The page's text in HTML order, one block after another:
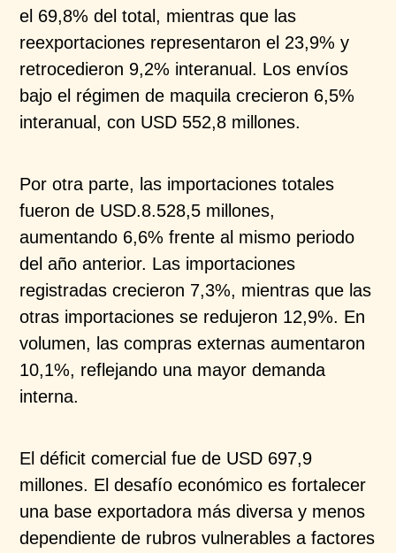
el 69,8% del total, mientras que las
reexportaciones representaron el 23,9% y
retrocedieron 9,2% interanual. Los envíos
bajo el régimen de maquila crecieron 6,5%
interanual, con USD 552,8 millones.
Por otra parte, las importaciones totales
fueron de USD.8.528,5 millones,
aumentando 6,6% frente al mismo periodo
del año anterior. Las importaciones
registradas crecieron 7,3%, mientras que las
otras importaciones se redujeron 12,9%. En
volumen, las compras externas aumentaron
10,1%, reflejando una mayor demanda
interna.
El déficit comercial fue de USD 697,9
millones. El desafío económico es fortalecer
una base exportadora más diversa y menos
dependiente de rubros vulnerables a factores